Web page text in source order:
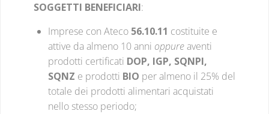
SOGGETTI BENEFICIARI:
Imprese con Ateco 56.10.11 costituite e
attive da almeno 10 anni oppureaventi
prodotti certificati DOP, IGP, SQNPI,
SQNZ e prodotti BIO per almeno il 25% del
totale dei prodotti alimentari acquistati
nello stesso periodo;